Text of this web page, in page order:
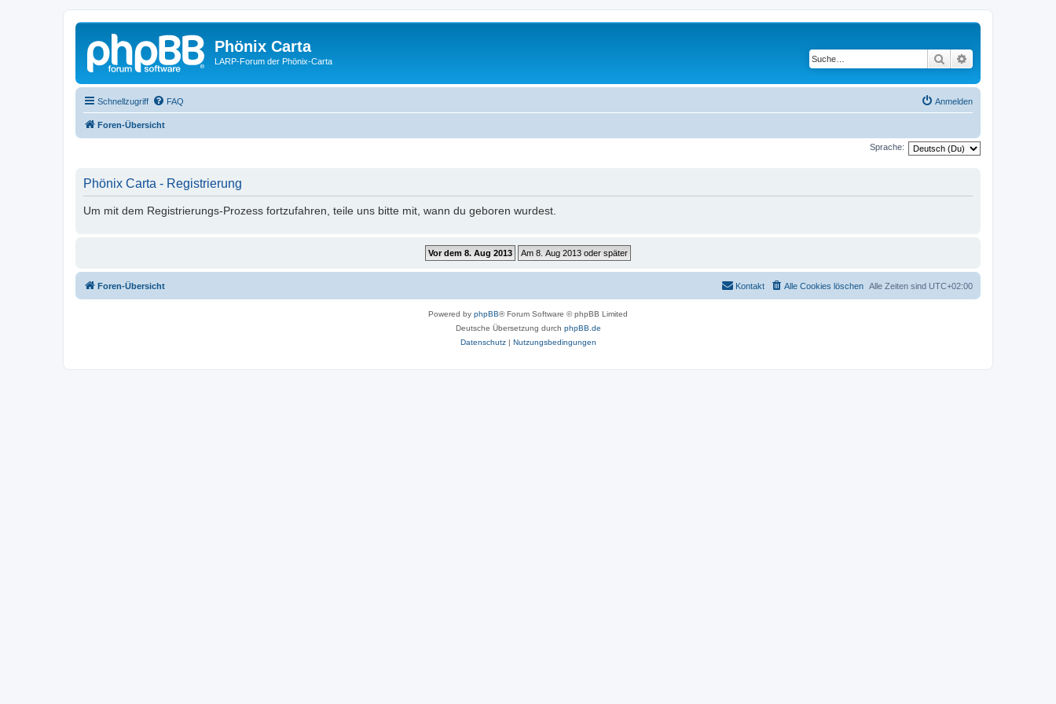
Phönix Carta
LARP-Forum der Phönix-Carta Suche
Schnellzugriff FAQ Anmelden
Foren-Übersicht
Sprache:
Phönix Carta - Registrierung
Um mit dem Registrierungs-Prozess fortzufahren, teile uns bitte mit, wann du geboren wurdest.
Foren-Übersicht Alle Zeiten sind UTC+02:00
Alle Cookies löschen
Kontakt
Powered by phpBB® Forum Software © phpBB Limited
Deutsche Übersetzung durch phpBB.de
Datenschutz| Nutzungsbedingungen